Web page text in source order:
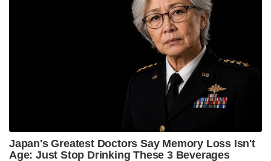
അണക്കെട്ടുകളുടെ താഴെയുള്ള പ്രദേശങ്ങളിലും
ഉള്ളവരും അധികൃതരുടെ നിർദ്ദേശപ്രകാരം
സുരക്ഷിതമായ ക്യാമ്പുകളിലേക്ക്
മാറിത്താമസിക്കാൻ തയ്യാറാകണം എന്നും
ജപ്പാന്റെ എഫ്-2 പോർവിമാനങ്ങൾ ആദ്യമായി
ഇന്ത്യയിലേക്ക് ; ഇന്തോ-പസഫിക്കിൽ പ്രതിരോധ
സഹകരണം ശക്തമാക്കാൻ തീരുമാനം